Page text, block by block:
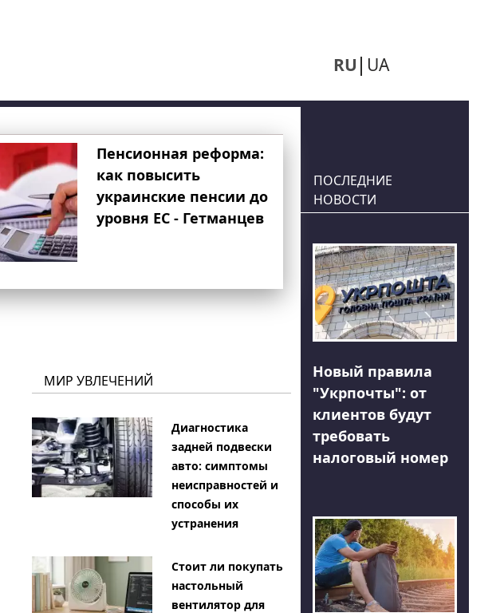
RU UA
Пенсионная реформа:
как повысить
украинские пенсии до
уровня ЕС - Гетманцев
МИР УВЛЕЧЕНИЙ
Диагностика
задней подвески
авто: симптомы
неисправностей и
способы их
устранения
Стоит ли покупать
настольный
вентилятор для
ПОСЛЕДНИЕ
НОВОСТИ
Новый правила
"Укрпочты": от
клиентов будут
требовать
налоговый номер